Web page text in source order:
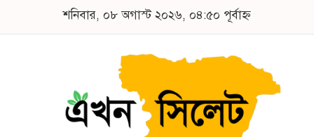
শনিবার, ০৮ অগাস্ট ২০২৬, ০৪:৫০ পূর্বাহ্ন